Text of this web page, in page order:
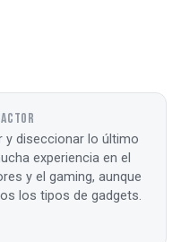
y diseccionar lo último
experiencia en el
y el gaming, aunque
los tipos de gadgets.